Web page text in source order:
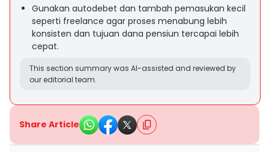
Gunakan autodebet dan tambah pemasukan kecil
seperti freelance agar proses menabung lebih
konsisten dan tujuan dana pensiun tercapai lebih
cepat.
This section summary was AI-assisted and reviewed by
our editorial team.
Share Article